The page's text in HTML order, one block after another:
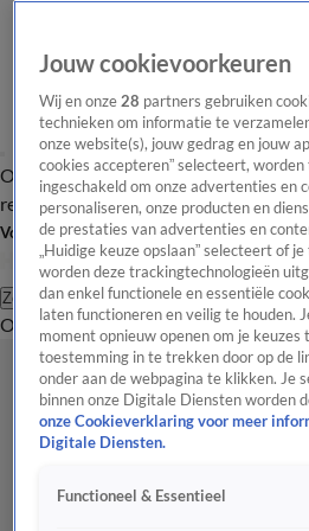
Overzicht Laatste nieuws Regionieuws
redactie
Volg Hart van Nederland
Zoeken
OverzichtRegioUitzendingenWeer
Jouw cookievoorkeuren
Wij en onze28 partners gebruiken
technieken om informatie te
onze website(s), jouw gedrag en jouw
cookies accepteren” selecteert,
ingeschakeld om onze advertenties en
personaliseren, onze producten en
de prestaties van advertenties en
„Huidige keuze opslaan” selecteert of
worden deze trackingtechnologieën
dan enkel functionele en essentiële
laten functioneren en veilig te houden.
moment opnieuw openen om je keuzes
toestemming in te trekken door op de
onder aan de webpagina te klikken. Je
binnen onze Digitale Diensten worden
onze Cookieverklaring voor meer
Digitale Diensten.
Functioneel & Essentieel